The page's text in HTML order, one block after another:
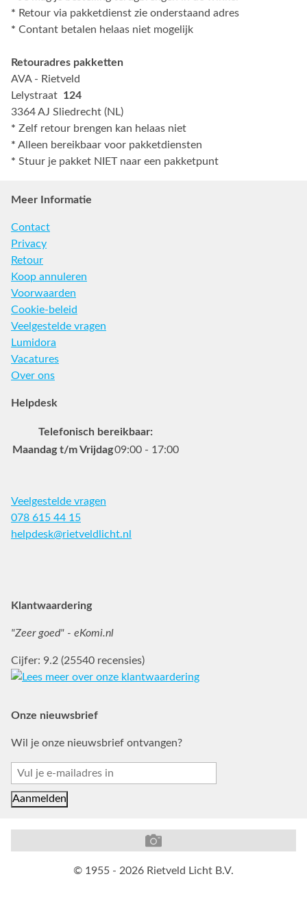
* Retour via pakketdienst zie onderstaand adres
* Contant betalen helaas niet mogelijk
Retouradres pakketten
AVA - Rietveld
Lelystraat 124
3364 AJ Sliedrecht (NL)
* Zelf retour brengen kan helaas niet
* Alleen bereikbaar voor pakketdiensten
* Stuur je pakket NIET naar een pakketpunt
Meer Informatie
Contact
Privacy
Retour
Koop annuleren
Voorwaarden
Cookie-beleid
Veelgestelde vragen
Lumidora
Vacatures
Over ons
Helpdesk
Telefonisch bereikbaar:
Maandag t/m Vrijdag09:00 - 17:00
Veelgestelde vragen
078 615 44 15
helpdesk@rietveldlicht.nl
Klantwaardering
"Zeer goed" - eKomi.nl
Cijfer: 9.2 (25540 recensies)
Onze nieuwsbrief
Wil je onze nieuwsbrief ontvangen?
© 1955 - 2026 Rietveld Licht B.V.